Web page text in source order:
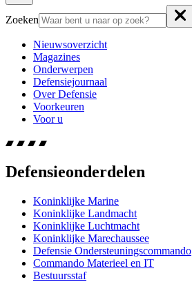
Zoeken
Nieuwsoverzicht
Magazines
Onderwerpen
Defensiejournaal
Over Defensie
Voorkeuren
Voor u
Defensieonderdelen
Koninklijke Marine
Koninklijke Landmacht
Koninklijke Luchtmacht
Koninklijke Marechaussee
Defensie Ondersteuningscommando
Commando Materieel en IT
Bestuursstaf